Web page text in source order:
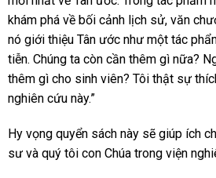
khám phá về bối cảnh lịch sử, văn
nó giới thiệu Tân ước như một tác
tiễn. Chúng ta còn cần thêm gì nữa?
thêm gì cho sinh viên? Tôi thật sự
nghiên cứu này.”
Hy vọng quyển sách này sẽ giúp ích
sư và quý tôi con Chúa trong viện